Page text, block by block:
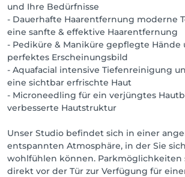
und Ihre Bedürfnisse
- Dauerhafte Haarentfernung moderne
eine sanfte & effektive Haarentfernung
- Pediküre & Maniküre gepflegte Hände
perfektes Erscheinungsbild
- Aquafacial intensive Tiefenreinigung
eine sichtbar erfrischte Haut
- Microneedling für ein verjüngtes
verbesserte Hautstruktur
Unser Studio befindet sich in einer
entspannten Atmosphäre, in der Sie
wohlfühlen können. Parkmöglichkeiten
direkt vor der Tür zur Verfügung für